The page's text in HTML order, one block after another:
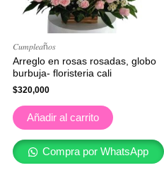
𝐶𝑢𝑚𝑝𝑙𝑒𝑎ñ𝑜𝑠
Arreglo en rosas rosadas, globo
burbuja- floristeria cali
$320,000
Añadir al carrito
Compra por WhatsApp